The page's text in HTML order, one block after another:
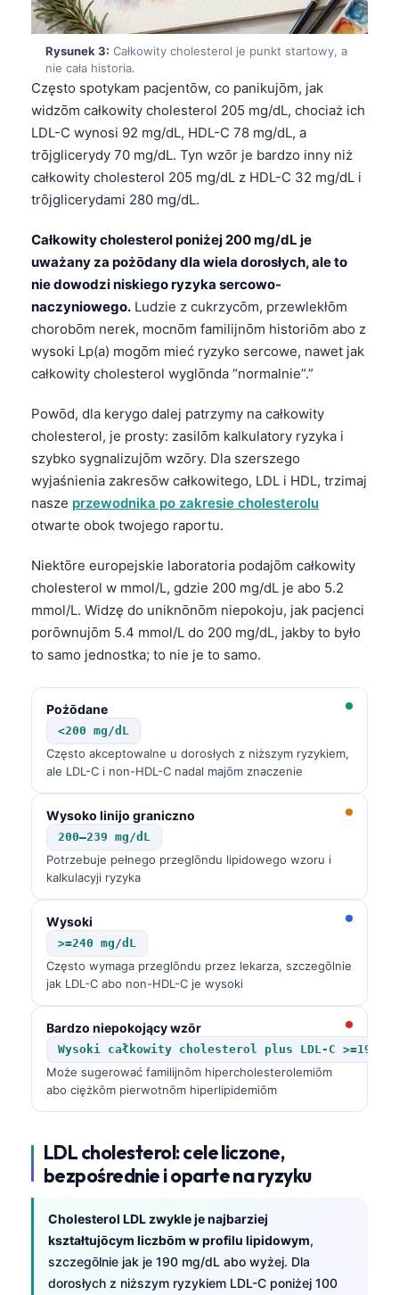
Rysunek 3: Całkowity cholesterol je punkt startowy, a
nie cała historia.
Często spotykam pacjentōw, co panikujōm, jak
widzōm całkowity cholesterol 205 mg/dL, chociaż ich
LDL-C wynosi 92 mg/dL, HDL-C 78 mg/dL, a
trōjglicerydy 70 mg/dL. Tyn wzōr je bardzo inny niż
całkowity cholesterol 205 mg/dL z HDL-C 32 mg/dL i
trōjglicerydami 280 mg/dL.
Całkowity cholesterol poniżej 200 mg/dL je
uważany za pożōdany dla wiela dorosłych, ale to
nie dowodzi niskiego ryzyka sercowo-
naczyniowego. Ludzie z cukrzycōm, przewlekłōm
chorobōm nerek, mocnōm familijnōm historiōm abo z
wysoki Lp(a) mogōm mieć ryzyko sercowe, nawet jak
całkowity cholesterol wyglōnda “normalnie”.”
Powōd, dla kerygo dalej patrzymy na całkowity
cholesterol, je prosty: zasilōm kalkulatory ryzyka i
szybko sygnalizujōm wzōry. Dla szerszego
wyjaśnienia zakresōw całkowitego, LDL i HDL, trzimaj
nasze przewodnika po zakresie cholesterolu
otwarte obok twojego raportu.
Niektōre europejskie laboratoria podajōm całkowity
cholesterol w mmol/L, gdzie 200 mg/dL je abo 5.2
mmol/L. Widzę do uniknōnōm niepokoju, jak pacjenci
porōwnujōm 5.4 mmol/L do 200 mg/dL, jakby to było
to samo jednostka; to nie je to samo.
Pożōdane
<200 mg/dL
Często akceptowalne u dorosłych z niższym ryzykiem,
ale LDL-C i non-HDL-C nadal majōm znaczenie
Wysoko linijo graniczno
200–239 mg/dL
Potrzebuje pełnego przeglōndu lipidowego wzoru i
kalkulacyji ryzyka
Wysoki
>=240 mg/dL
Często wymaga przeglōndu przez lekarza, szczegōlnie
jak LDL-C abo non-HDL-C je wysoki
Bardzo niepokojący wzōr
Wysoki całkowity cholesterol plus LDL-C >=190
Może sugerować familijnōm hipercholesterolemiōm
abo ciężkōm pierwotnōm hiperlipidemiōm
LDL cholesterol: cele liczone,
bezpośrednie i oparte na ryzyku
Cholesterol LDL zwykle je najbarziej
kształtujōcym liczbōm w profilu lipidowym,
szczegōlnie jak je 190 mg/dL abo wyżej. Dla
dorosłych z niższym ryzykiem LDL-C poniżej 100